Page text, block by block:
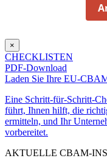
×
CHECKLISTEN
PDF-Download
Laden Sie Ihre EU-
Eine Schritt-für-Schritt-
führt, Ihnen hilft, die
ermitteln, und Ihr
vorbereitet.
AKTUELLE CBAM-